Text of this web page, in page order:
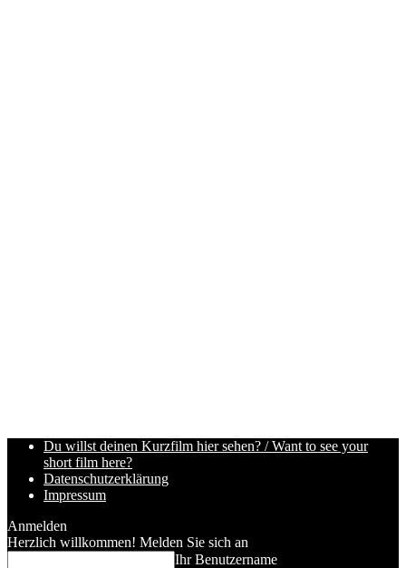
Du willst deinen Kurzfilm hier sehen? / Want to see your
short film here?
Datenschutzerklärung
Impressum
Anmelden
Herzlich willkommen! Melden Sie sich an
Ihr Benutzername